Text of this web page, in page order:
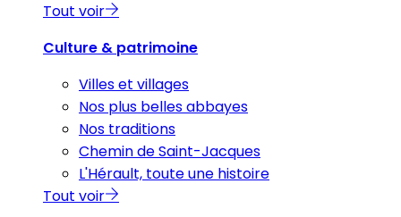
Tout voir
Culture & patrimoine
Villes et villages
Nos plus belles abbayes
Nos traditions
Chemin de Saint-Jacques
L'Hérault, toute une histoire
Tout voir